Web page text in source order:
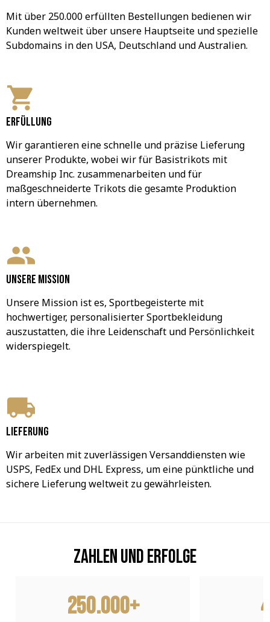
Mit über 250.000 erfüllten Bestellungen bedienen wir
Kunden weltweit über unsere Hauptseite und spezielle
Subdomains in den USA, Deutschland und Australien.
Erfüllung
Wir garantieren eine schnelle und präzise Lieferung
unserer Produkte, wobei wir für Basistrikots mit
Dreamship Inc. zusammenarbeiten und für
maßgeschneiderte Trikots die gesamte Produktion
intern übernehmen.
Unsere Mission
Unsere Mission ist es, Sportbegeisterte mit
hochwertiger, personalisierter Sportbekleidung
auszustatten, die ihre Leidenschaft und Persönlichkeit
widerspiegelt.
Lieferung
Wir arbeiten mit zuverlässigen Versanddiensten wie
USPS, FedEx und DHL Express, um eine pünktliche und
sichere Lieferung weltweit zu gewährleisten.
Zahlen und Erfolge
250.000+